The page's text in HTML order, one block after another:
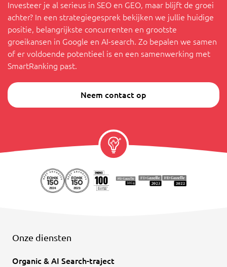
Investeer je al serieus in SEO en GEO, maar blijft de groei
achter? In een strategiegesprek bekijken we jullie huidige
positie, belangrijkste concurrenten en grootste
groeikansen in Google en AI-search. Zo bepalen we samen
of er voldoende potentieel is en een samenwerking met
SmartRanking past.
Neem contact op
Onze diensten
Organic & AI Search-traject